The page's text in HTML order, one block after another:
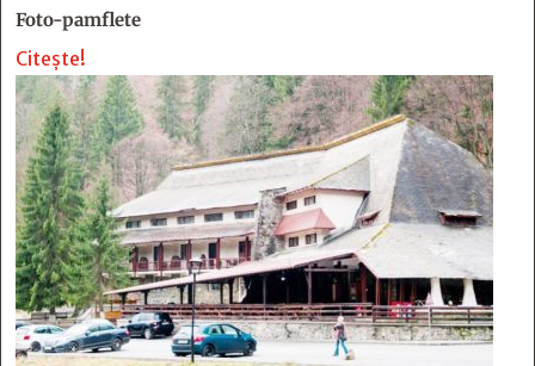
Foto-pamflete
Citește!